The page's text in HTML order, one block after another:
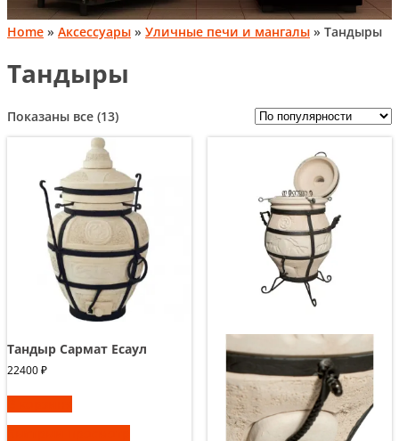
Home » Аксессуары » Уличные печи и мангалы » Тандыры
Тандыры
Показаны все (13)Сортировка:
по
Тандыр Сармат Есаул
22400₽